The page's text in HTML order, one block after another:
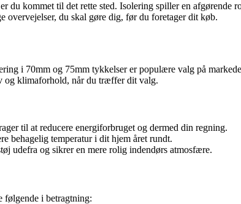
du kommet til det rette sted. Isolering spiller en
overvejelser, du skal gøre dig, før du foretager dit køb.
i 70mm og 75mm tykkelser er populære valg på
og klimaforhold, når du træffer dit valg.
til at reducere energiforbruget og dermed din regning.
behagelig temperatur i dit hjem året rundt.
udefra og sikrer en mere rolig indendørs atmosfære.
følgende i betragtning: